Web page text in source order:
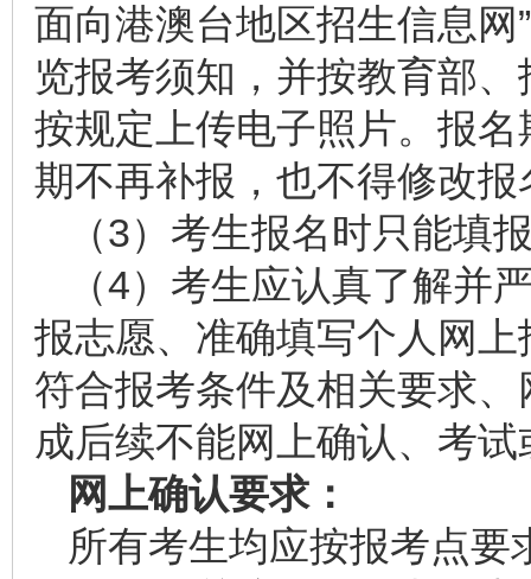
面向港澳台地区招生信息网
览报考须知，并按教育部
按规定上传电子照片。报
期不再补报，也不得修改报
（3）考生报名时只能填
（4）考生应认真了解并
报志愿、准确填写个人网
符合报考条件及相关要求
成后续不能网上确认、考
网上确认要求：
所有考生均应按报考点